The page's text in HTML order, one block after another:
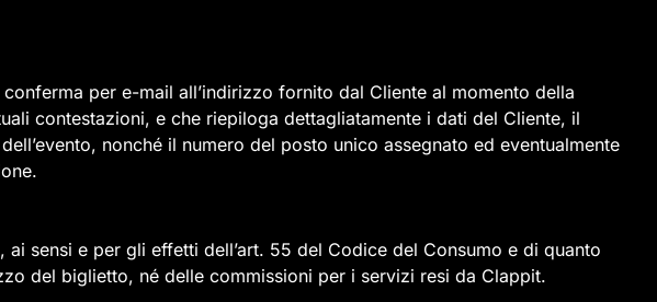
per e-mail all’indirizzo fornito dal Cliente al momento della
contestazioni, e che riepiloga dettagliatamente i dati del Cliente, il
nonché il numero del posto unico assegnato ed eventualmente
sensi e per gli effetti dell’art. 55 del Codice del Consumo e di quanto
del biglietto, né delle commissioni per i servizi resi da Clappit.